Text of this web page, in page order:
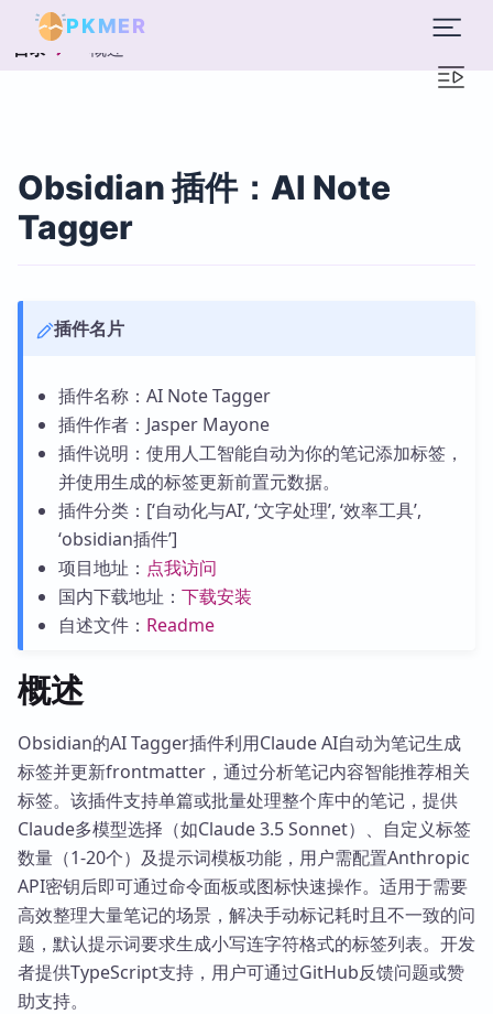
PKMER
目录 概述
Obsidian 插件：AI Note
Tagger
插件名片
插件名称：AI Note Tagger
插件作者：Jasper Mayone
插件说明：使用人工智能自动为你的笔记添加标签，
并使用生成的标签更新前置元数据。
插件分类：[‘自动化与AI’, ‘文字处理’, ‘效率工具’,
‘obsidian插件’]
项目地址： 点我访问
国内下载地址： 下载安装
自述文件： Readme
概述
Obsidian的AI Tagger插件利用Claude AI自动为笔记生成
标签并更新frontmatter，通过分析笔记内容智能推荐相关
标签。该插件支持单篇或批量处理整个库中的笔记，提供
Claude多模型选择（如Claude 3.5 Sonnet）、自定义标签
数量（1-20个）及提示词模板功能，用户需配置Anthropic
API密钥后即可通过命令面板或图标快速操作。适用于需要
高效整理大量笔记的场景，解决手动标记耗时且不一致的问
题，默认提示词要求生成小写连字符格式的标签列表。开发
者提供TypeScript支持，用户可通过GitHub反馈问题或赞
助支持。